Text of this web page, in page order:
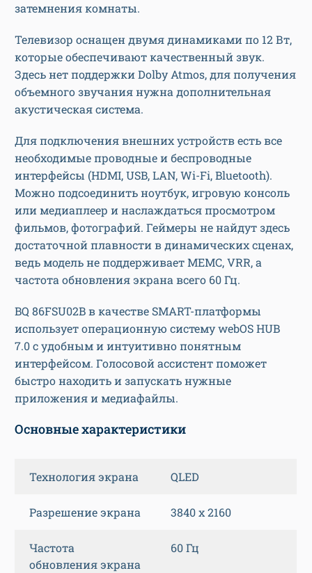
затемнения комнаты.
Телевизор оснащен двумя динамиками по 12 Вт,
которые обеспечивают качественный звук.
Здесь нет поддержки Dolby Atmos, для получения
объемного звучания нужна дополнительная
акустическая система.
Для подключения внешних устройств есть все
необходимые проводные и беспроводные
интерфейсы (HDMI, USB, LAN, Wi-Fi, Bluetooth).
Можно подсоединить ноутбук, игровую консоль
или медиаплеер и наслаждаться просмотром
фильмов, фотографий. Геймеры не найдут здесь
достаточной плавности в динамических сценах,
ведь модель не поддерживает МEМC, VRR, а
частота обновления экрана всего 60 Гц.
BQ 86FSU02B в качестве SMART-платформы
использует операционную систему webOS HUB
7.0 с удобным и интуитивно понятным
интерфейсом. Голосовой ассистент поможет
быстро находить и запускать нужные
приложения и медиафайлы.
Основные характеристики
Технология экрана QLED
Разрешение экрана 3840 x 2160
Частота
обновления экрана
60 Гц